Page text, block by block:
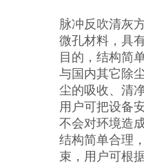
脉冲反吹清灰
微孔材料，具
目的，结构简
与国内其它除
尘的吸收、清
用户可把设备
不会对环境造
结构简单合理
束，用户可根